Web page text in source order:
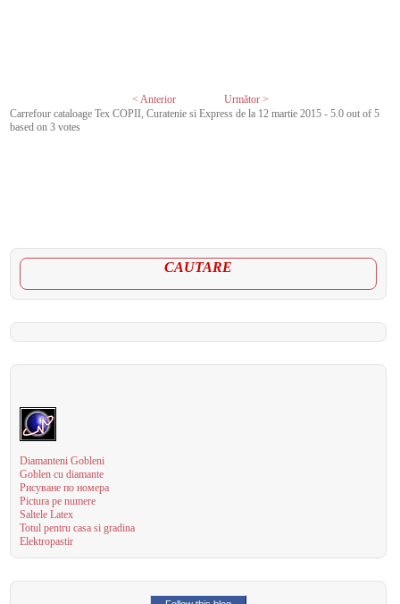
< Anterior
Următor >
Carrefour cataloage Tex COPII, Curatenie si Express de la 12 martie 2015 -5.0 out of5
based on3 votes
CAUTARE
Diamanteni Gobleni
Goblen cu diamante
Рисуване по номера
Pictura pe numere
Saltele Latex
Totul pentru casa si gradina
Elektropastir